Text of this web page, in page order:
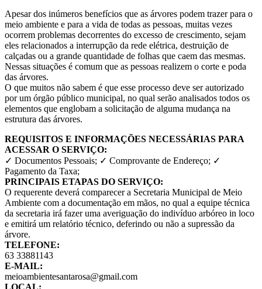
Apesar dos inúmeros benefícios que as árvores podem trazer para o
meio ambiente e para a vida de todas as pessoas, muitas vezes
ocorrem problemas decorrentes do excesso de crescimento, sejam
eles relacionados a interrupção da rede elétrica, destruição de
calçadas ou a grande quantidade de folhas que caem das mesmas.
Nessas situações é comum que as pessoas realizem o corte e poda
das árvores.
O que muitos não sabem é que esse processo deve ser autorizado
por um órgão público municipal, no qual serão analisados todos os
elementos que englobam a solicitação de alguma mudança na
estrutura das árvores.
REQUISITOS E INFORMAÇÕES NECESSÁRIAS PARA
ACESSAR O SERVIÇO:
✓ Documentos Pessoais; ✓ Comprovante de Endereço; ✓
Pagamento da Taxa;
PRINCIPAIS ETAPAS DO SERVIÇO:
O requerente deverá comparecer a Secretaria Municipal de Meio
Ambiente com a documentação em mãos, no qual a equipe técnica
da secretaria irá fazer uma averiguação do indivíduo arbóreo in loco
e emitirá um relatório técnico, deferindo ou não a supressão da
árvore.
TELEFONE:
63 33881143
E-MAIL:
meioambientesantarosa@gmail.com
LOCAL: